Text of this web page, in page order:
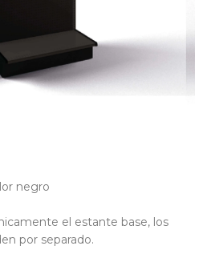
negro
el estante base, los
por separado.